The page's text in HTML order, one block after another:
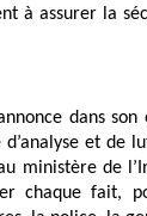
à assurer la
dans
et de
ministère de
chaque fait,